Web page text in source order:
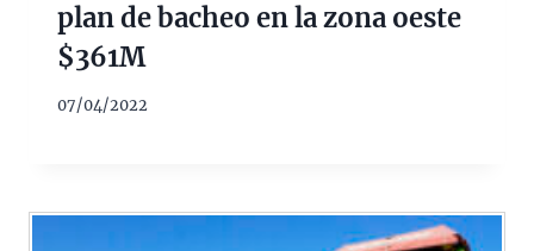
plan de bacheo en la zona oeste
$361M
07/04/2022